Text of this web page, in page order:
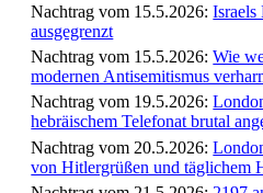
Nachtrag vom 15.5.2026:
ausgegrenzt
Nachtrag vom 15.5.2026:Wie
modernen Antisemitismus
Nachtrag vom 19.5.2026:
hebräischem Telefonat brutal
Nachtrag vom 20.5.2026:
von Hitlergrüßen und täglichem